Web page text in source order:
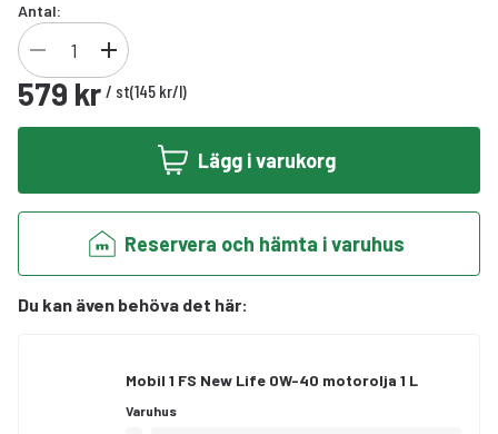
Antal:
579 kr / st(145 kr/l)
Lägg i varukorg
Reservera och hämta i varuhus
Du kan även behöva det här:
Mobil 1 FS New Life 0W-40 motorolja 1 L
Varuhus